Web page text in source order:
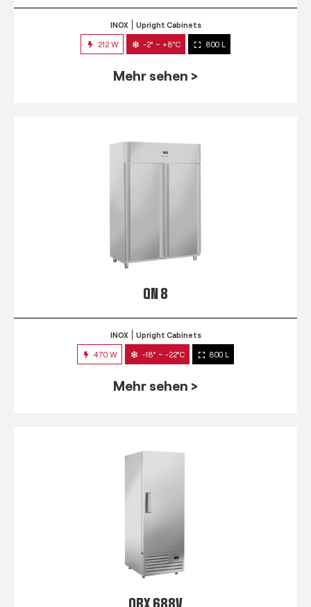
INOX Upright Cabinets
212 W -2° ~ +8°C 800 L
Mehr sehen >
QN 8
INOX Upright Cabinets
470 W -18° ~ -22°C 800 L
Mehr sehen >
QRX 688V